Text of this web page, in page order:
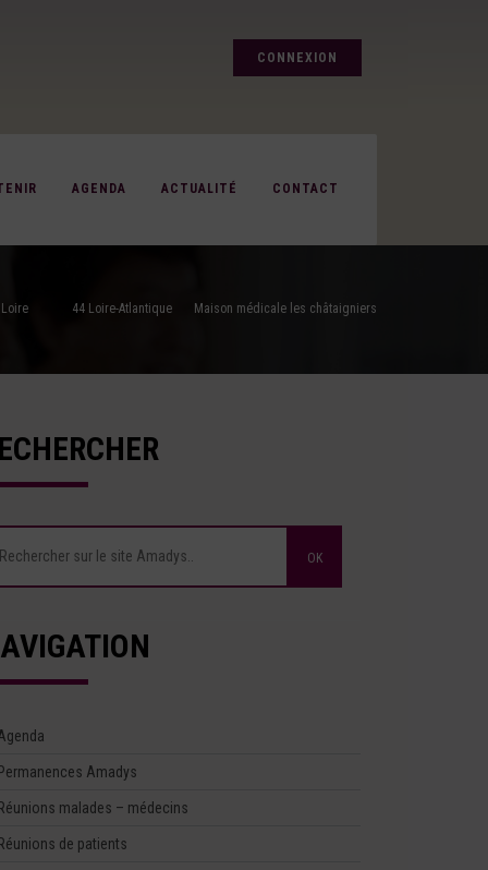
CONNEXION
AGENDA ACTUALITÉ CONTACT
44 Loire-Atlantique Maison médicale les châtaigniers
Amadys
malades – médecins
de patients